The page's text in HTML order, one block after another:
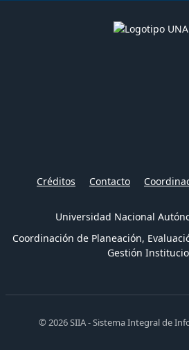
Créditos Contacto
Universidad Nacional
Coordinación de Planeación,
Gestión
© 2026 SIIA - Sistema Integral de